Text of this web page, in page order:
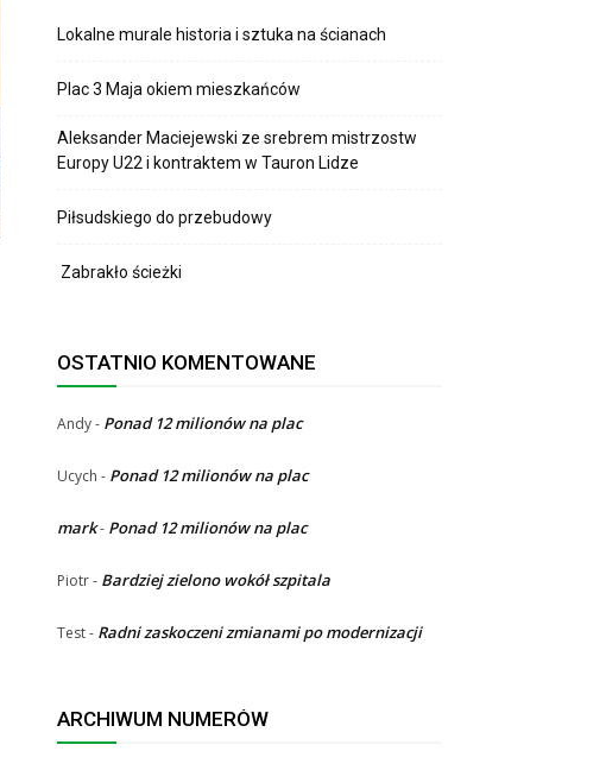
Lokalne murale historia i sztuka na ścianach
Plac 3 Maja okiem mieszkańców
Aleksander Maciejewski ze srebrem mistrzostw
Europy U22 i kontraktem w Tauron Lidze
Piłsudskiego do przebudowy
Zabrakło ścieżki
OSTATNIO KOMENTOWANE
Andy- Ponad 12 milionów na plac
Ucych - Ponad 12 milionów na plac
mark- Ponad 12 milionów na plac
Piotr- Bardziej zielono wokół szpitala
Test- Radni zaskoczeni zmianami po modernizacji
ARCHIWUM NUMERÓW